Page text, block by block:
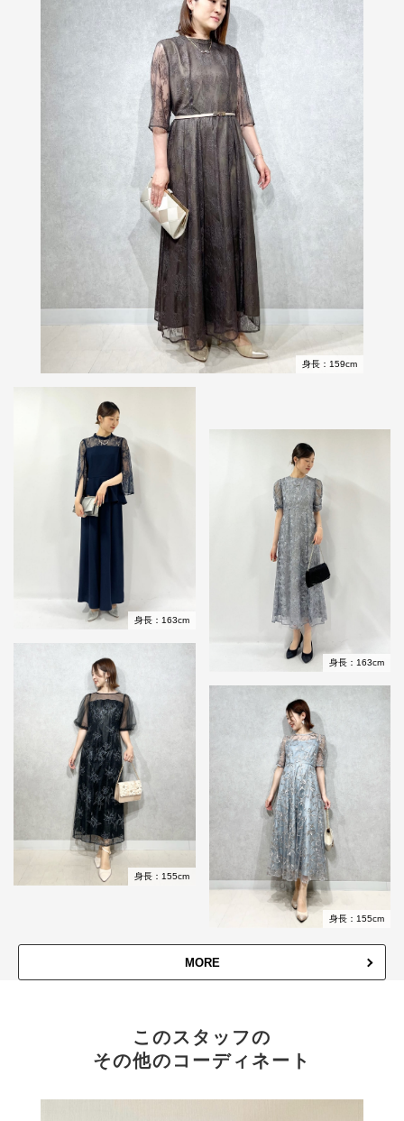
身長：159cm
身長：163cm
身長：163cm
身長：155cm
身長：155cm
MORE
このスタッフの
その他のコーディネート